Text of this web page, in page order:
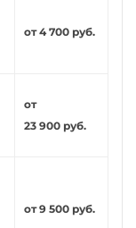
от 4 700 руб.
от
23 900 руб.
от 9 500 руб.